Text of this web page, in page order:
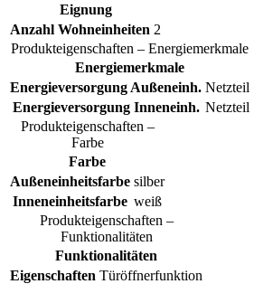
Eignung
Anzahl Wohneinheiten 2
Produkteigenschaften – Energiemerkmale
Energiemerkmale
Energieversorgung Außeneinh. Netzteil
Energieversorgung Inneneinh. Netzteil
Produkteigenschaften –
Farbe
Farbe
Außeneinheitsfarbe silber
Inneneinheitsfarbe weiß
Produkteigenschaften –
Funktionalitäten
Funktionalitäten
Eigenschaften Türöffnerfunktion